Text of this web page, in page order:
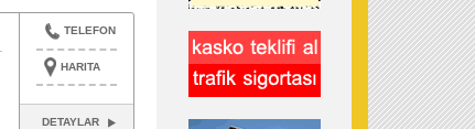
TELEFON
HARITA
DETAYLAR